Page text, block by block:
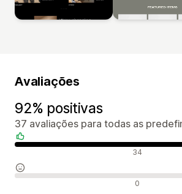
Avaliações
92% positivas
37 avaliações para todas as
Avaliações positivas 34
Avaliações neutras 0